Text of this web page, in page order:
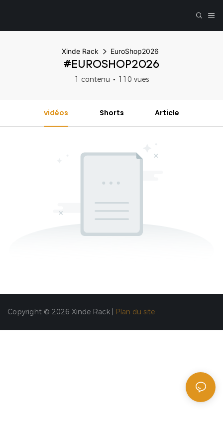
Xinde Rack EuroShop2026
#EUROSHOP2026
1 contenu 110 vues
vidéos Shorts Article
Copyright © 2026 Xinde Rack | Plan du site